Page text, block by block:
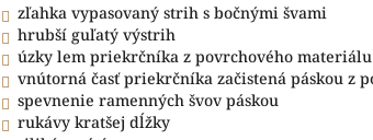
zľahka vypasovaný strih s bočnými švami
hrubší guľatý výstrih
úzky lem priekrčníka z povrchového materiálu
vnútorná časť priekrčníka začistená páskou z
spevnenie ramenných švov páskou
rukávy kratšej dĺžky